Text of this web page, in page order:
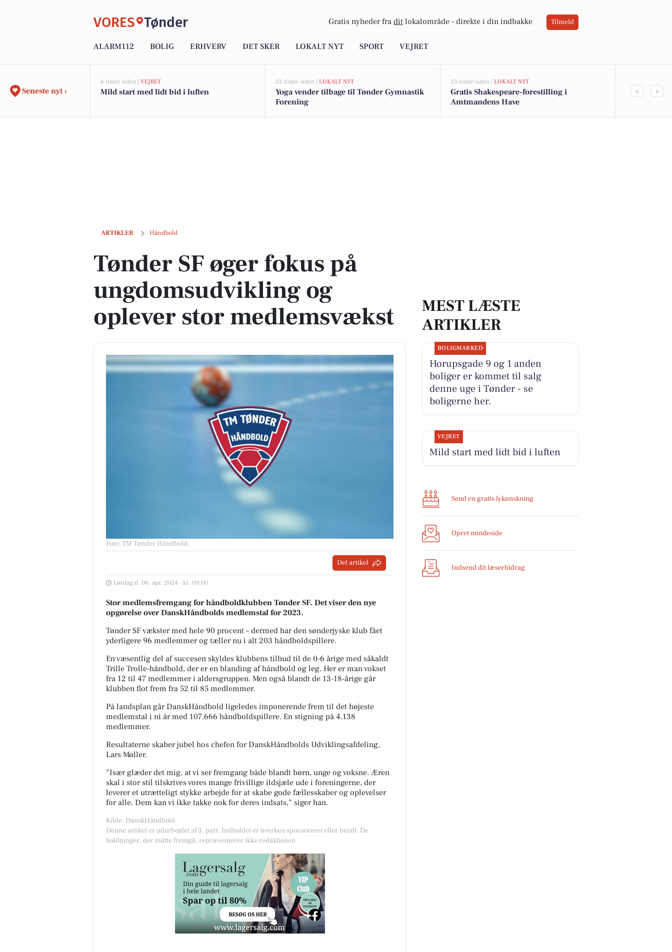
VORES Tønder Gratis nyheder fra dit lokalområde - direkte i din indbakke Tilmeld
ALARM112 BOLIG ERHVERV DET SKER LOKALT NYT SPORT VEJRET
Seneste nyt ›
6 timer siden | VEJRET
Mild start med lidt bid i luften
22 timer siden | LOKALT NYT
Yoga vender tilbage til Tønder Gymnastik
Forening
23 timer siden | LOKALT NYT
Gratis Shakespeare-forestilling i
Amtmandens Have
‹ ›
ARTIKLER Håndbold
Tønder SF øger fokus på ungdomsudvikling og oplever stor medlemsvækst
Tønder SF øger fokus på
ungdomsudvikling og
oplever stor medlemsvækst
Foto: TM Tønder Håndbold.
Del artikel
Lørdag d. 06. apr. 2024 - kl. 09:00
Stor medlemsfremgang for håndboldklubben Tønder SF. Det viser den nye
opgørelse over DanskHåndbolds medlemstal for 2023.
Tønder SF vækster med hele 90 procent – dermed har den sønderjyske klub fået
yderligere 96 medlemmer og tæller nu i alt 203 håndboldspillere.
En væsentlig del af succesen skyldes klubbens tilbud til de 0-6 årige med såkaldt
Trille Trolle-håndbold, der er en blanding af håndbold og leg. Her er man vokset
fra 12 til 47 medlemmer i aldersgruppen. Men også blandt de 13-18-årige går
klubben flot frem fra 52 til 85 medlemmer.
På landsplan går DanskHåndbold ligeledes imponerende frem til det højeste
medlemstal i ni år med 107.666 håndboldspillere. En stigning på 4.138
medlemmer.
Resultaterne skaber jubel hos chefen for DanskHåndbolds Udviklingsafdeling,
Lars Møller.
”Især glæder det mig, at vi ser fremgang både blandt børn, unge og voksne. Æren
skal i stor stil tilskrives vores mange frivillige ildsjæle ude i foreningerne, der
leverer et utrætteligt stykke arbejde for at skabe gode fællesskaber og oplevelser
for alle. Dem kan vi ikke takke nok for deres indsats,” siger han.
Kilde: DanskHåndbold
Denne artikel er udarbejdet af 3. part. Indholdet er hverken sponsoreret eller betalt. De
holdninger, der måtte fremgå, repræsenterer ikke redaktionen.
MEST LÆSTE
ARTIKLER
BOLIGMARKED
Horupsgade 9 og 1 anden
boliger er kommet til salg
denne uge i Tønder - se
boligerne her.
VEJRET
Mild start med lidt bid i luften
Send en gratis lykønskning
Opret mindeside
Indsend dit læserbidrag